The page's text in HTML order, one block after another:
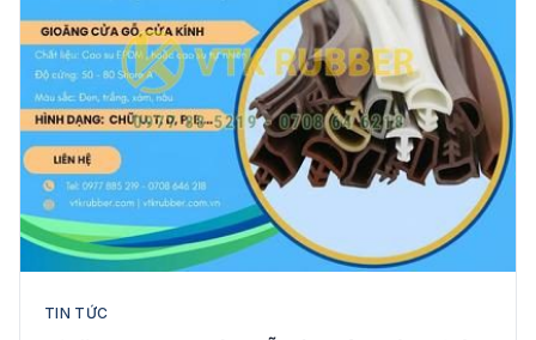
TIN TỨC